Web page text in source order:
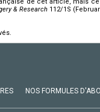
& Research 112/1S
NOS FORMULES